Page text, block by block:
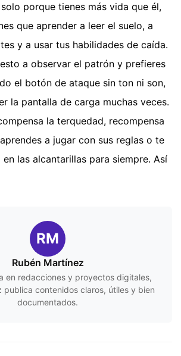
porque tienes más vida que él,
que aprender a leer el suelo, a
y a usar tus habilidades de caída.
a observar el patrón y prefieres
el botón de ataque sin ton ni son,
la pantalla de carga muchas veces.
la terquedad, recompensa
a jugar con sus reglas o te
las alcantarillas para siempre. Así
RM
Rubén Martínez
en redacciones y proyectos digitales,
publica contenidos claros, útiles y bien
documentados.